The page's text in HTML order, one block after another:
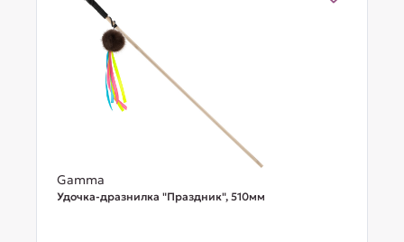
Gamma
Удочка-дразнилка "Праздник", 510мм